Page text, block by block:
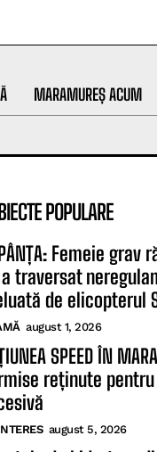
MARAMUREȘ ACUM
POPULARE
Femeie grav
traversat
de elicopterul
august 1, 2026
SPEED ÎN
reținute
august 5, 2026